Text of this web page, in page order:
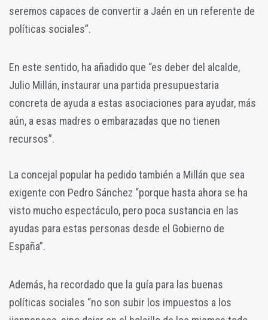
seremos capaces de convertir a Jaén en un referente de
políticas sociales”.
En este sentido, ha añadido que “es deber del alcalde,
Julio Millán, instaurar una partida presupuestaria
concreta de ayuda a estas asociaciones para ayudar, más
aún, a esas madres o embarazadas que no tienen
recursos”.
La concejal popular ha pedido también a Millán que sea
exigente con Pedro Sánchez “porque hasta ahora se ha
visto mucho espectáculo, pero poca sustancia en las
ayudas para estas personas desde el Gobierno de
España”.
Además, ha recordado que la guía para las buenas
políticas sociales “no son subir los impuestos a los